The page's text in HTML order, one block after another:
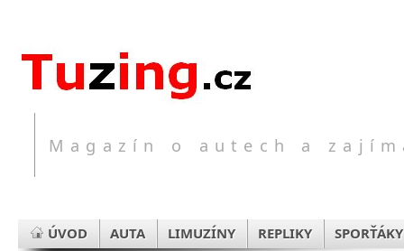
Magazín o autech a
ÚVOD AUTA LIMUZÍNY REPLIKY SPORŤÁKY